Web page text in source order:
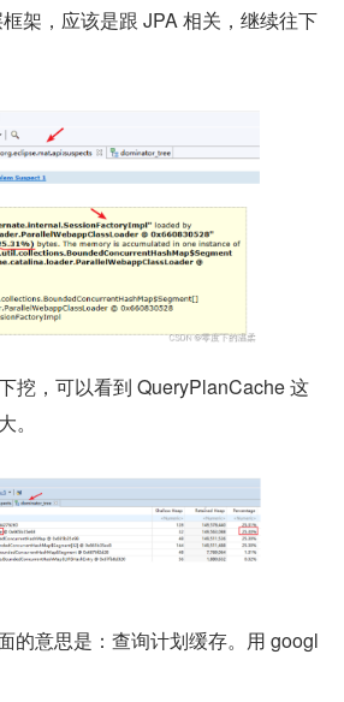
架，应该是跟 JPA 相关，继续往下
挖，可以看到 QueryPlanCache 这
。
的意思是：查询计划缓存。用 googl